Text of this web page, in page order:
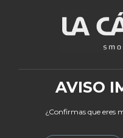
AVISO
¿Confirmas que eres